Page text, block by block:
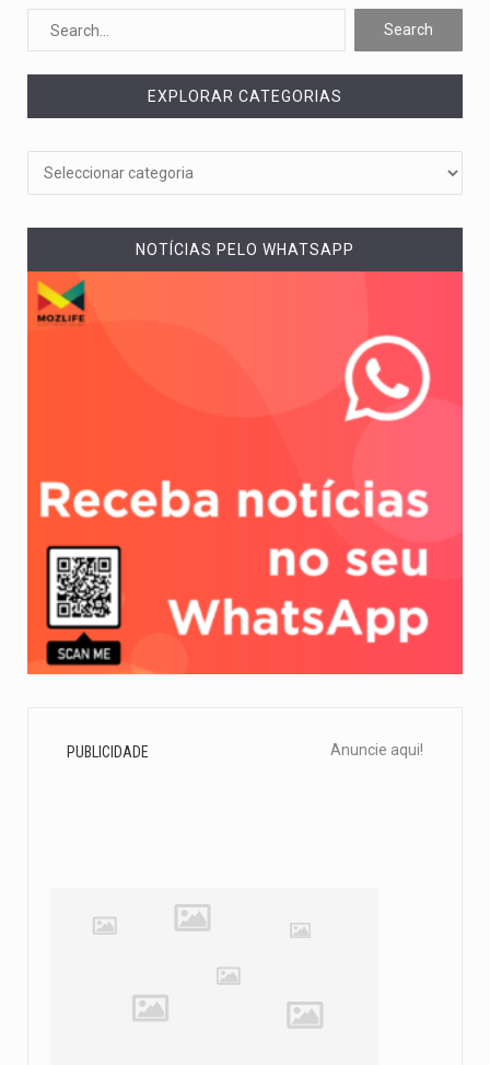
O programa, cuja implementação está prevista entre abril de 2026…
A nova legislação estabelece um prazo de 180 dias para…
EXPLORAR CATEGORIAS
NOTÍCIAS PELO WHATSAPP
PUBLICIDADE Anuncie aqui!